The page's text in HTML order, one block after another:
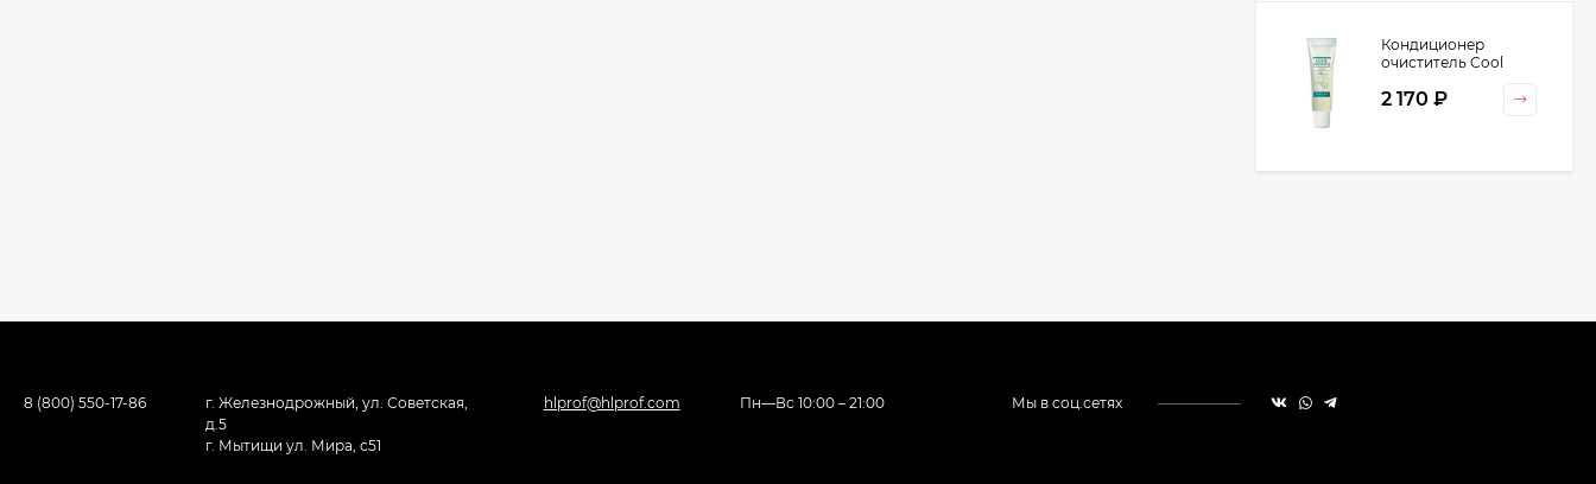
Кондиционер
очиститель Cool
Cosmetics, 130 гр
2 170 ₽
8 (800) 550-17-86
г. Железнодрожный, ул. Советская,
д.5
г. Мытищи ул. Мира, с51
hlprof@hlprof.com Пн—Вс 10:00 – 21:00 Мы в соц.сетях